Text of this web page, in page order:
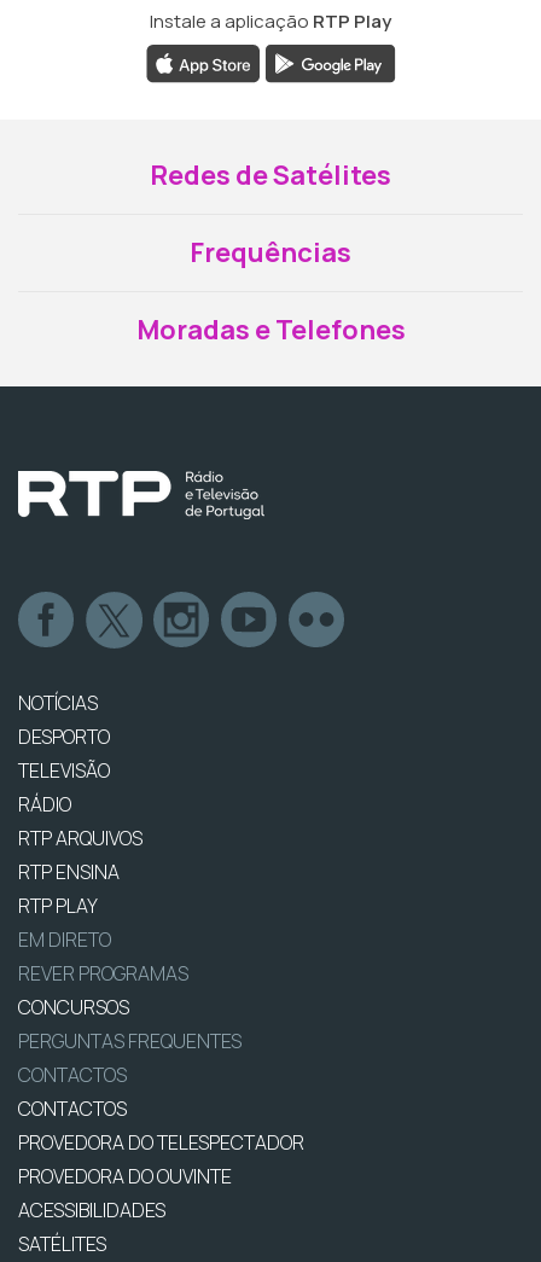
Instale a aplicação RTP Play
Redes de Satélites
Frequências
Moradas e Telefones
NOTÍCIAS
DESPORTO
TELEVISÃO
RÁDIO
RTP ARQUIVOS
RTP ENSINA
RTP PLAY
EM DIRETO
REVER PROGRAMAS
CONCURSOS
PERGUNTAS FREQUENTES
CONTACTOS
CONTACTOS
PROVEDORA DO TELESPECTADOR
PROVEDORA DO OUVINTE
ACESSIBILIDADES
SATÉLITES